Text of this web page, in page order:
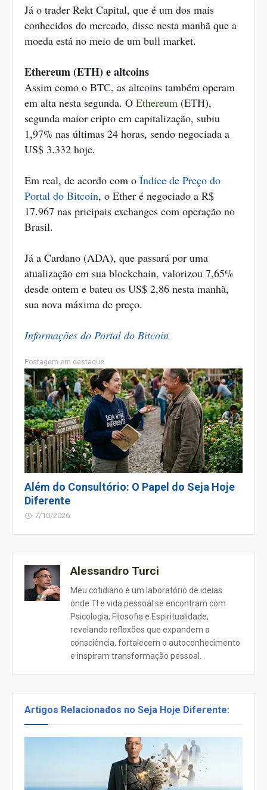
Já o trader Rekt Capital, que é um dos mais
conhecidos do mercado, disse nesta manhã que a
moeda está no meio de um bull market.
Ethereum (ETH) e altcoins
Assim como o BTC, as altcoins também operam
em alta nesta segunda. O Ethereum (ETH),
segunda maior cripto em capitalização, subiu
1,97% nas últimas 24 horas, sendo negociada a
US$ 3.332 hoje.
Em real, de acordo com o Índice de Preço do
Portal do Bitcoin, o Ether é negociado a R$
17.967 nas pricipais exchanges com operação no
Brasil.
Já a Cardano (ADA), que passará por uma
atualização em sua blockchain, valorizou 7,65%
desde ontem e bateu os US$ 2,86 nesta manhã,
sua nova máxima de preço.
Informações do Portal do Bitcoin
Postagem em destaque
Além do Consultório: O Papel do Seja Hoje
Diferente
7/10/2026
Alessandro Turci
Meu cotidiano é um laboratório de ideias
onde TI e vida pessoal se encontram com
Psicologia, Filosofia e Espiritualidade,
revelando reflexões que expandem a
consciência, fortalecem o autoconhecimento
e inspiram transformação pessoal.
Artigos Relacionados no Seja Hoje Diferente: